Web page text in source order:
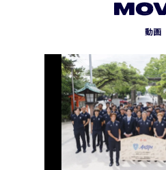
動画